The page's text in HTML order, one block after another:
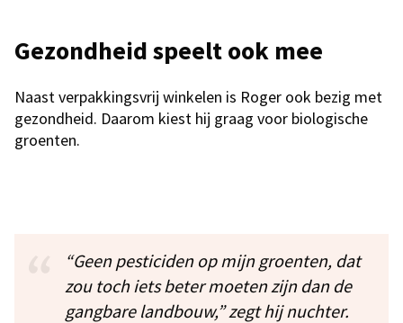
Gezondheid speelt ook mee
Naast verpakkingsvrij winkelen is Roger ook bezig met
gezondheid. Daarom kiest hij graag voor biologische
groenten.
“Geen pesticiden op mijn groenten, dat
zou toch iets beter moeten zijn dan de
gangbare landbouw,” zegt hij nuchter.